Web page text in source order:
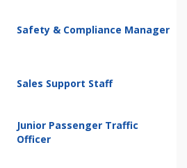
Safety & Compliance Manager
Sales Support Staff
Junior Passenger Traffic
Officer